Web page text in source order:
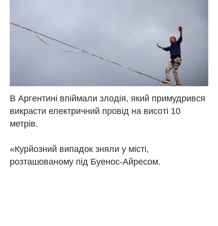
В Аргентині впіймали злодія, який примудрився
викрасти електричний провід на висоті 10
метрів.
«Курйозний випадок зняли у місті,
розташованому під Буенос-Айресом.